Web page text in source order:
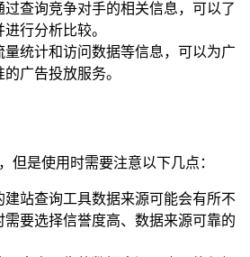
过查询竞争对手的相关信息，可以了
行分析比较。
量统计和访问数据等信息，可以为广
广告投放服务。
但是使用时需要注意以下几点：
建站查询工具数据来源可能会有所不
需要选择信誉度高、数据来源可靠的